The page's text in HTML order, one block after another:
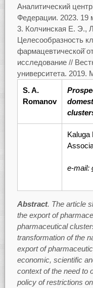
Аналитический
Федерации. 2023. 19
Колчинская Е. Э.,
Целесообразность
фармацевтической̆
исследование //
университета. 2019.
S. A.
Romanov
Kaluga
e-mail:
Abstract. The article
the export of
pharmaceutical
transformation of the
export of
economic, scientific
context of the need to
policy of restrictions